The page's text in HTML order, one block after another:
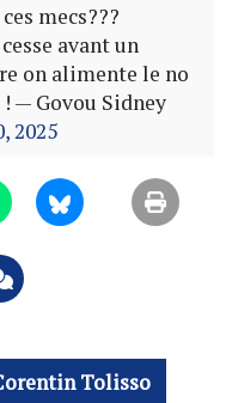
mecs???
avant un
on alimente le no
— Govou Sidney
2025
Tolisso